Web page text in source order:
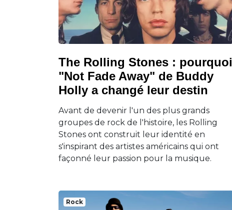
The Rolling Stones : pourquoi
"Not Fade Away" de Buddy
Holly a changé leur destin
Avant de devenir l'un des plus grands
groupes de rock de l'histoire, les Rolling
Stones ont construit leur identité en
s'inspirant des artistes américains qui ont
façonné leur passion pour la musique.
Rock